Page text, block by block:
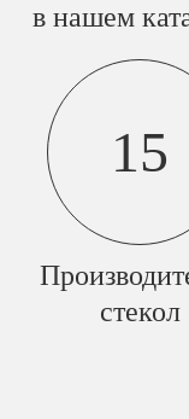
в нашем
15
стекол